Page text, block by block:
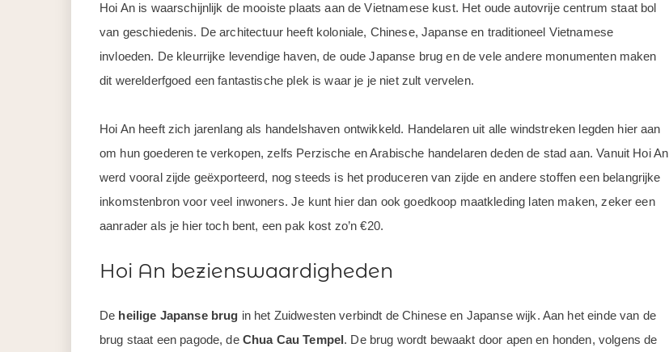
Hoi An is waarschijnlijk de mooiste plaats aan de Vietnamese kust. Het oude autovrije centrum staat bol
van geschiedenis. De architectuur heeft koloniale, Chinese, Japanse en traditioneel Vietnamese
invloeden. De kleurrijke levendige haven, de oude Japanse brug en de vele andere monumenten maken
dit werelderfgoed een fantastische plek is waar je je niet zult vervelen.
Hoi An heeft zich jarenlang als handelshaven ontwikkeld. Handelaren uit alle windstreken legden hier aan
om hun goederen te verkopen, zelfs Perzische en Arabische handelaren deden de stad aan. Vanuit Hoi An
werd vooral zijde geëxporteerd, nog steeds is het produceren van zijde en andere stoffen een belangrijke
inkomstenbron voor veel inwoners. Je kunt hier dan ook goedkoop maatkleding laten maken, zeker een
aanrader als je hier toch bent, een pak kost zo’n €20.
Hoi An bezienswaardigheden
De heilige Japanse brug in het Zuidwesten verbindt de Chinese en Japanse wijk. Aan het einde van de
brug staat een pagode, de Chua Cau Tempel. De brug wordt bewaakt door apen en honden, volgens de